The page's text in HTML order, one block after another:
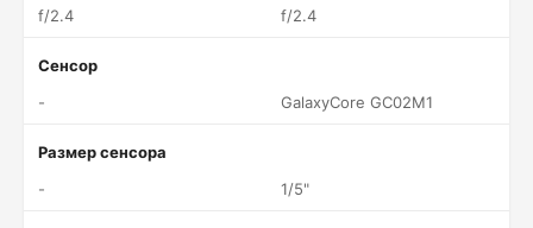
f/2.4
f/2.4
Сенсор
-
GalaxyCore GC02M1
Размер сенсора
-
1/5"